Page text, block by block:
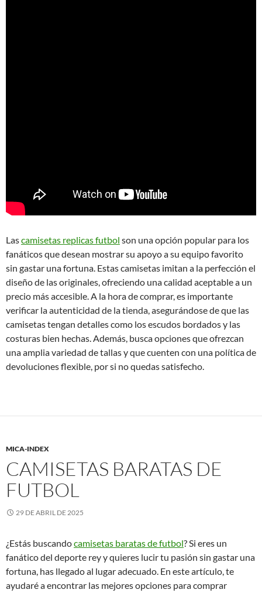
Lascamisetas replicas futbol son una opción popular para los
fanáticos que desean mostrar su apoyo a su equipo favorito
sin gastar una fortuna. Estas camisetas imitan a la perfección el
diseño de las originales, ofreciendo una calidad aceptable a un
precio más accesible. A la hora de comprar, es importante
verificar la autenticidad de la tienda, asegurándose de que las
camisetas tengan detalles como los escudos bordados y las
costuras bien hechas. Además, busca opciones que ofrezcan
una amplia variedad de tallas y que cuenten con una política de
devoluciones flexible, por si no quedas satisfecho.
MICA-INDEX
CAMISETAS BARATAS DE
FUTBOL
29 DE ABRIL DE 2025
¿Estás buscandocamisetas baratas de futbol? Si eres un
fanático del deporte rey y quieres lucir tu pasión sin gastar una
fortuna, has llegado al lugar adecuado. En este artículo, te
ayudaré a encontrar las mejores opciones para comprar